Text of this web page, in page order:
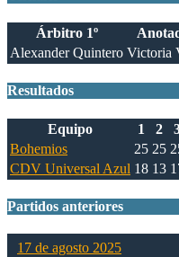
Árbitro 1º
Alexander Quintero Victoria
Resultados
Equipo 1 2
Bohemios
25 25
CDV Universal Azul 18 13
Partidos anteriores
17 de agosto 2025